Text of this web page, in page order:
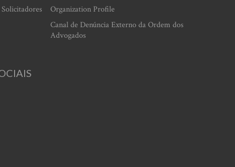
Organization Profile
Canal de Denúncia Externo da Ordem dos
Advogados